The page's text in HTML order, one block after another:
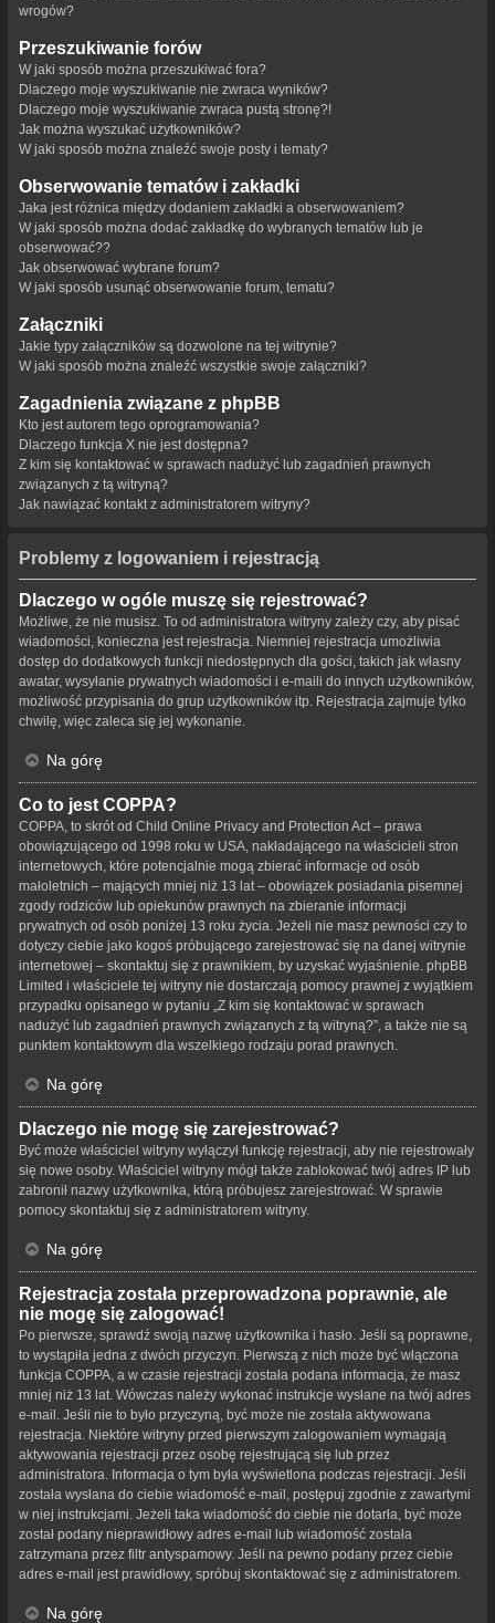
wrogów?
Przeszukiwanie forów
W jaki sposób można przeszukiwać fora?
Dlaczego moje wyszukiwanie nie zwraca wyników?
Dlaczego moje wyszukiwanie zwraca pustą stronę?!
Jak można wyszukać użytkowników?
W jaki sposób można znaleźć swoje posty i tematy?
Obserwowanie tematów i zakładki
Jaka jest różnica między dodaniem zakładki a obserwowaniem?
W jaki sposób można dodać zakładkę do wybranych tematów lub je
obserwować??
Jak obserwować wybrane forum?
W jaki sposób usunąć obserwowanie forum, tematu?
Załączniki
Jakie typy załączników są dozwolone na tej witrynie?
W jaki sposób można znaleźć wszystkie swoje załączniki?
Zagadnienia związane z phpBB
Kto jest autorem tego oprogramowania?
Dlaczego funkcja X nie jest dostępna?
Z kim się kontaktować w sprawach nadużyć lub zagadnień prawnych
związanych z tą witryną?
Jak nawiązać kontakt z administratorem witryny?
Problemy z logowaniem i rejestracją
Dlaczego w ogóle muszę się rejestrować?
Możliwe, że nie musisz. To od administratora witryny zależy czy, aby pisać
wiadomości, konieczna jest rejestracja. Niemniej rejestracja umożliwia
dostęp do dodatkowych funkcji niedostępnych dla gości, takich jak własny
awatar, wysyłanie prywatnych wiadomości i e-maili do innych użytkowników,
możliwość przypisania do grup użytkowników itp. Rejestracja zajmuje tylko
chwilę, więc zaleca się jej wykonanie.
Na górę
Co to jest COPPA?
COPPA, to skrót od Child Online Privacy and Protection Act – prawa
obowiązującego od 1998 roku w USA, nakładającego na właścicieli stron
internetowych, które potencjalnie mogą zbierać informacje od osób
małoletnich – mających mniej niż 13 lat – obowiązek posiadania pisemnej
zgody rodziców lub opiekunów prawnych na zbieranie informacji
prywatnych od osób poniżej 13 roku życia. Jeżeli nie masz pewności czy to
dotyczy ciebie jako kogoś próbującego zarejestrować się na danej witrynie
internetowej – skontaktuj się z prawnikiem, by uzyskać wyjaśnienie. phpBB
Limited i właściciele tej witryny nie dostarczają pomocy prawnej z wyjątkiem
przypadku opisanego w pytaniu „Z kim się kontaktować w sprawach
nadużyć lub zagadnień prawnych związanych z tą witryną?”, a także nie są
punktem kontaktowym dla wszelkiego rodzaju porad prawnych.
Na górę
Dlaczego nie mogę się zarejestrować?
Być może właściciel witryny wyłączył funkcję rejestracji, aby nie rejestrowały
się nowe osoby. Właściciel witryny mógł także zablokować twój adres IP lub
zabronił nazwy użytkownika, którą próbujesz zarejestrować. W sprawie
pomocy skontaktuj się z administratorem witryny.
Na górę
Rejestracja została przeprowadzona poprawnie, ale
nie mogę się zalogować!
Po pierwsze, sprawdź swoją nazwę użytkownika i hasło. Jeśli są poprawne,
to wystąpiła jedna z dwóch przyczyn. Pierwszą z nich może być włączona
funkcja COPPA, a w czasie rejestracji została podana informacja, że masz
mniej niż 13 lat. Wówczas należy wykonać instrukcje wysłane na twój adres
e-mail. Jeśli nie to było przyczyną, być może nie została aktywowana
rejestracja. Niektóre witryny przed pierwszym zalogowaniem wymagają
aktywowania rejestracji przez osobę rejestrującą się lub przez
administratora. Informacja o tym była wyświetlona podczas rejestracji. Jeśli
została wysłana do ciebie wiadomość e-mail, postępuj zgodnie z zawartymi
w niej instrukcjami. Jeżeli taka wiadomość do ciebie nie dotarła, być może
został podany nieprawidłowy adres e-mail lub wiadomość została
zatrzymana przez filtr antyspamowy. Jeśli na pewno podany przez ciebie
adres e-mail jest prawidłowy, spróbuj skontaktować się z administratorem.
Na górę